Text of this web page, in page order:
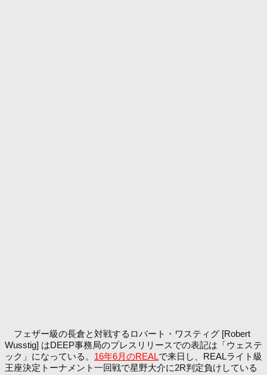
フェザー級の長倉と対戦するロバート・ワスティグ [Robert
Wusstig] はDEEP事務局のプレスリリースでの表記は「ウェステ
ック」になっている。 16年6月のREALで来日し、REALライト級
王座決定トーナメント一回戦で星野大介に2R判定負けしている